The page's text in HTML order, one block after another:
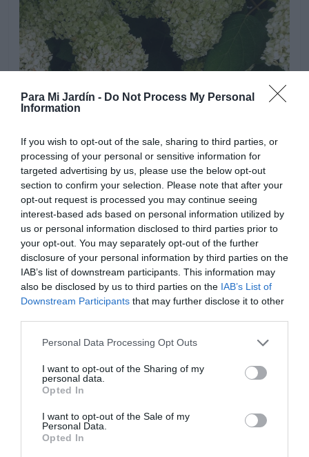
Para Mi Jardín - Do Not Process My Personal
Information
If you wish to opt-out of the sale, sharing to third parties, or
processing of your personal or sensitive information for
targeted advertising by us, please use the below opt-out
section to confirm your selection. Please note that after your
opt-out request is processed you may continue seeing
interest-based ads based on personal information utilized by
us or personal information disclosed to third parties prior to
your opt-out. You may separately opt-out of the further
disclosure of your personal information by third parties on the
IAB’s list of downstream participants. This information may
also be disclosed by us to third parties on the IAB’s List of
Downstream Participants that may further disclose it to other
Personal Data Processing Opt Outs
I want to opt-out of the Sharing of my
personal data.
Opted In
I want to opt-out of the Sale of my
Personal Data.
Opted In
Riegos regulares en primavera y especialmente en
verano y en floración, mantener la tierra ligeramente
húmeda pero evitar empapar el sustrato que puede
ocasionar problemas con hongos y pudriciones. No
tolera la sequía especialmente en floración, si el terreno
esta relativamente seco la vegetación disminuye.
Distanciar los riegos en otoño cuando las temperaturas
bajan y las hojas empiezan a amarillear, en invierno